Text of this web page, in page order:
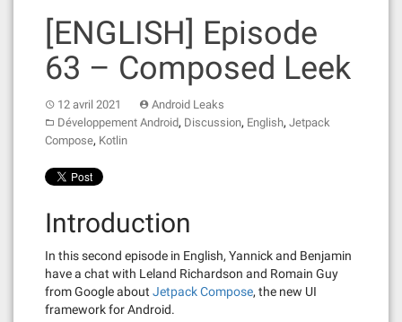
[ENGLISH] Episode
63 – Composed Leek
12 avril 2021
Android Leaks
Développement Android, Discussion, English, Jetpack
Compose, Kotlin
Introduction
In this second episode in English, Yannick and Benjamin
have a chat with Leland Richardson and Romain Guy
from Google about Jetpack Compose, the new UI
framework for Android.